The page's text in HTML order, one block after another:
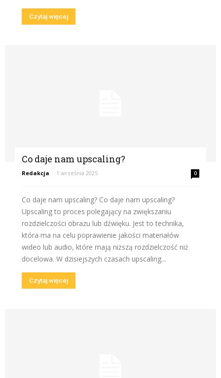
Czytaj więcej
Co daje nam upscaling?
Redakcja - 1 września 2025 0
Co daje nam upscaling? Co daje nam upscaling?
Upscaling to proces polegający na zwiększaniu
rozdzielczości obrazu lub dźwięku. Jest to technika,
która ma na celu poprawienie jakości materiałów
wideo lub audio, które mają niższą rozdzielczość niż
docelowa. W dzisiejszych czasach upscaling...
Czytaj więcej